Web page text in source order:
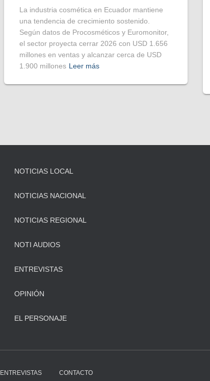
La industria cosmética en Ecuador mantiene
una tendencia de crecimiento sostenido.
Según datos de Procosméticos y Euromonitor,
el sector proyecta cerrar 2026 con USD 1.656
millones en ventas y alcanzar cerca de USD
1.900 millones Leer más
NOTICIAS LOCAL
NOTICIAS NACIONAL
NOTICIAS REGIONAL
NOTI AUDIOS
ENTREVISTAS
OPINIÓN
EL PERSONAJE
ENTREVISTAS CONTACTO